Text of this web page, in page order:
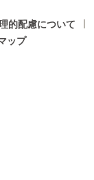
的配慮について
ップ